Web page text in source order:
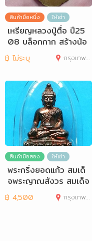
สินค้ามือหนึ่ง ให้เช่า
เหรียญหลวงปู่ตื้อ ปี25
08 บล็อกกาก สร้างน้อ
ย
฿ ไม่ระบุ กรุงเทพมหานคร
สินค้ามือสอง ให้เช่า
พระกริ่งยอดแก้ว สมเด็
จพระญาณสังวร สมเด็จ
สังฆราช วัดบวรนิเวศฯ
฿ 4,500 กรุงเทพมหานคร